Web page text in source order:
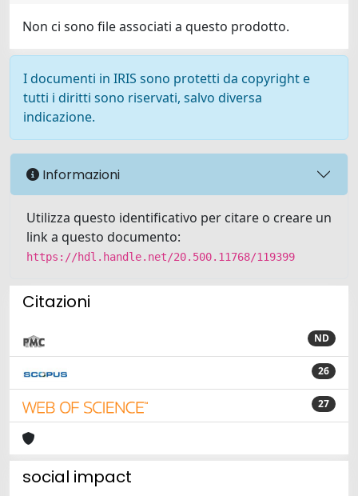
Non ci sono file associati a questo prodotto.
I documenti in IRIS sono protetti da copyright e
tutti i diritti sono riservati, salvo diversa
indicazione.
Informazioni
Utilizza questo identificativo per citare o creare un
link a questo documento:
https://hdl.handle.net/20.500.11768/119399
Citazioni
ND
26
27
social impact